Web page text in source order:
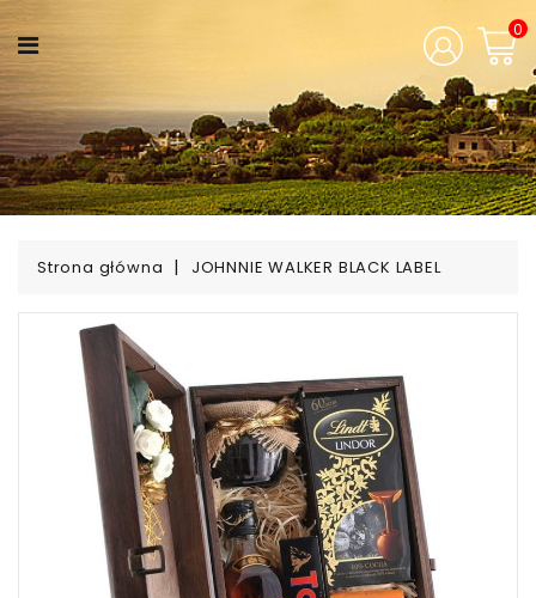
KATEGORIA
Aromaty
Świąt
Pudełka
Wina
Świata
Mocne
Tradycja
0
Strona główna JOHNNIE WALKER BLACK LABEL